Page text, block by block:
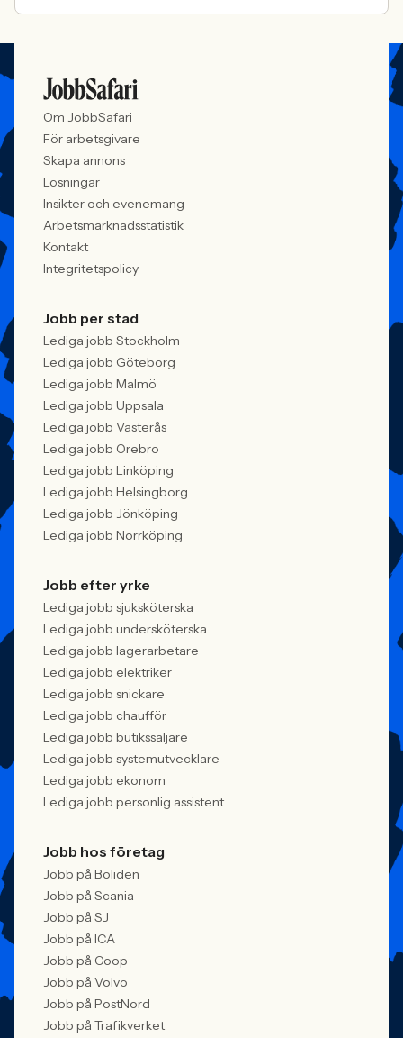
Om JobbSafari
För arbetsgivare
Skapa annons
Lösningar
Insikter och evenemang
Arbetsmarknadsstatistik
Kontakt
Integritetspolicy
Jobb per stad
Lediga jobb Stockholm
Lediga jobb Göteborg
Lediga jobb Malmö
Lediga jobb Uppsala
Lediga jobb Västerås
Lediga jobb Örebro
Lediga jobb Linköping
Lediga jobb Helsingborg
Lediga jobb Jönköping
Lediga jobb Norrköping
Jobb efter yrke
Lediga jobb sjuksköterska
Lediga jobb undersköterska
Lediga jobb lagerarbetare
Lediga jobb elektriker
Lediga jobb snickare
Lediga jobb chaufför
Lediga jobb butikssäljare
Lediga jobb systemutvecklare
Lediga jobb ekonom
Lediga jobb personlig assistent
Jobb hos företag
Jobb på Boliden
Jobb på Scania
Jobb på SJ
Jobb på ICA
Jobb på Coop
Jobb på Volvo
Jobb på PostNord
Jobb på Trafikverket